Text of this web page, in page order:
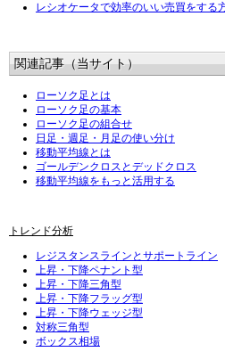
レシオケータで効率のいい売買をする
関連記事（当サイト）
ローソク足とは
ローソク足の基本
ローソク足の組合せ
日足・週足・月足の使い分け
移動平均線とは
ゴールデンクロスとデッドクロス
移動平均線をもっと活用する
トレンド分析
レジスタンスラインとサポートライン
上昇・下降ペナント型
上昇・下降三角型
上昇・下降フラッグ型
上昇・下降ウェッジ型
対称三角型
ボックス相場